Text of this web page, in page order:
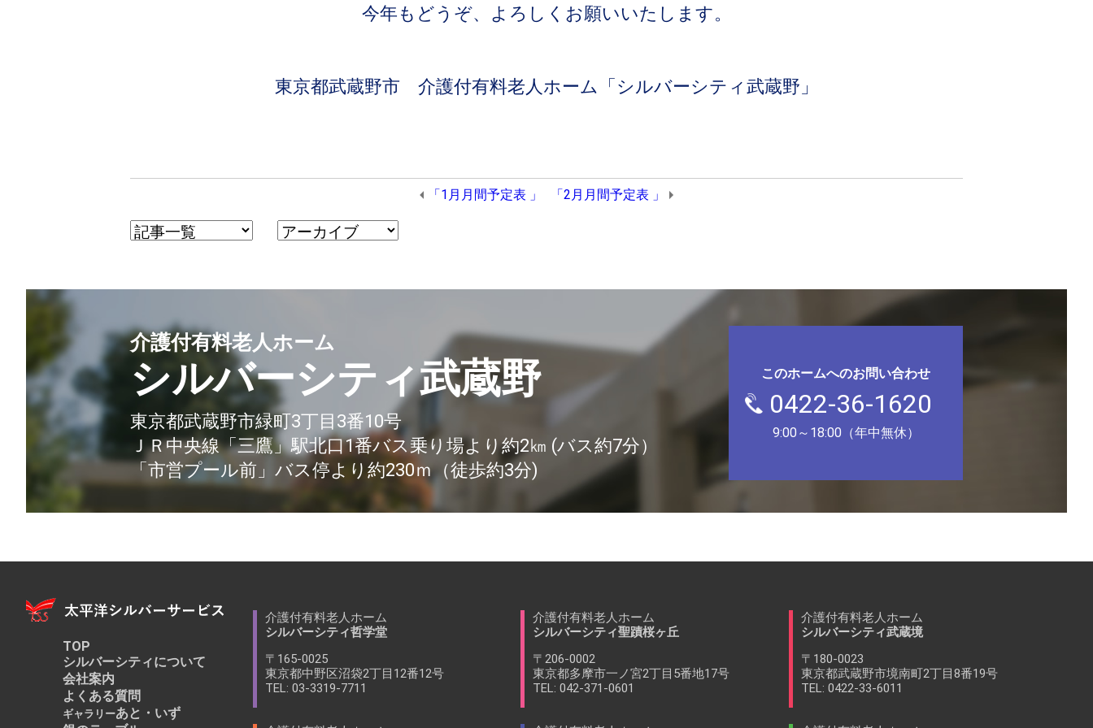
今年もどうぞ、よろしくお願いいたします。
東京都武蔵野市 介護付有料老人ホーム「シルバーシティ武蔵野」
「1月月間予定表 」 「2月月間予定表 」
介護付有料老人ホーム
シルバーシティ武蔵野
東京都武蔵野市緑町3丁目3番10号
ＪＲ中央線「三鷹」駅北口1番バス乗り場より約2㎞ (バス約7分）
「市営プール前」バス停より約230ｍ（徒歩約3分)
このホームへのお問い合わせ
0422-36-1620
9:00～18:00（年中無休）
TOP
シルバーシティについて
会社案内
よくある質問
ギャラリーあと・いず
介護付有料老人ホーム
シルバーシティ哲学堂
〒165-0025
東京都中野区沼袋2丁目12番12号
TEL: 03-3319-7711
介護付有料老人ホーム
シルバーシティ聖蹟桜ヶ丘
〒206-0002
東京都多摩市一ノ宮2丁目5番地17号
TEL: 042-371-0601
介護付有料老人ホーム
シルバーシティ武蔵境
〒180-0023
東京都武蔵野市境南町2丁目8番19号
TEL: 0422-33-6011